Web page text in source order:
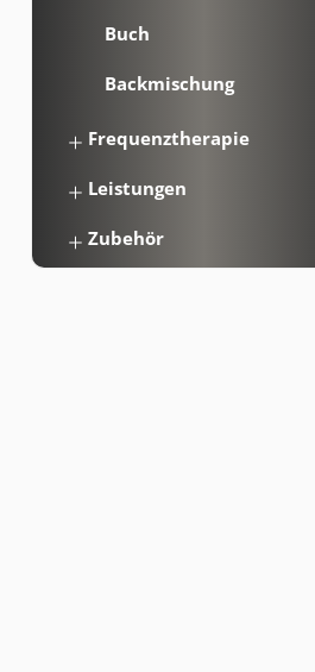
Buch
Backmischung
Frequenztherapie
Leistungen
Zubehör